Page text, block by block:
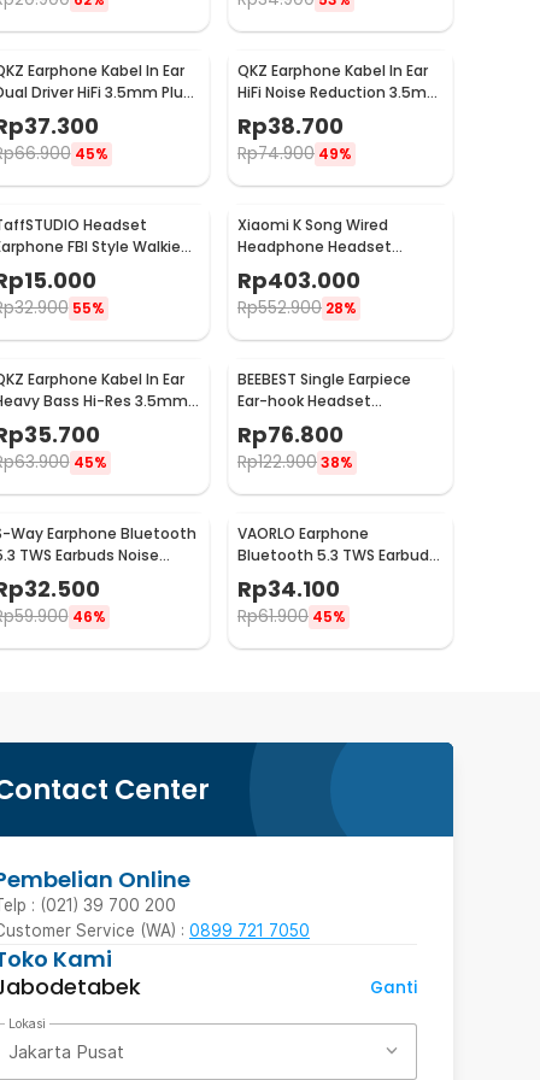
Earphone Kabel In Ear
Driver HiFi 3.5mm Plug
with Mic - QKZ-CK8
37.300
66.900 45%
QKZ Earphone Kabel In Ear
HiFi Noise Reduction 3.5mm
Plug with Mic - QKZ-CK5
Rp38.700
Rp74.900 49%
Headset
FBI Style Walkie
Talkie - K-011
15.000
32.900 55%
Xiaomi K Song Wired
Headphone Headset
Karaoke with Mic
Rp403.000
Rp552.900 28%
Earphone Kabel In Ear
Bass Hi-Res 3.5mm
Plug with Mic - QKZ-AK2
35.700
63.900 45%
BEEBEST Single Earpiece
Ear-hook Headset
Earphone Walkie Talkie - H1
Rp76.800
Rp122.90038%
Way Earphone Bluetooth
TWS Earbuds Noise
Reduction Waterproof -
32.500
59.900 46%
VAORLO Earphone
Bluetooth 5.3 TWS Earbuds
Gaming HIFI Stereo Sound -
M90 Pro
Rp34.100
Rp61.900 45%
Center
Online
: (021) 39 700 200
Service (WA) : 0899 721 7050
Kami
Ganti
Lokasi
Jakarta Pusat